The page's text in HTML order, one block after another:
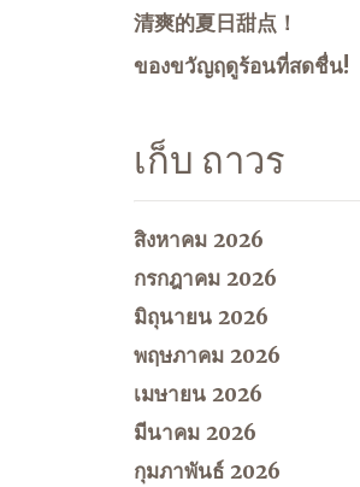
清爽的夏日甜点！
ของขวัญฤดูร้อนที่สดชื่น!
เก็บ ถาวร
สิงหาคม 2026
กรกฎาคม 2026
มิถุนายน 2026
พฤษภาคม 2026
เมษายน 2026
มีนาคม 2026
กุมภาพันธ์ 2026